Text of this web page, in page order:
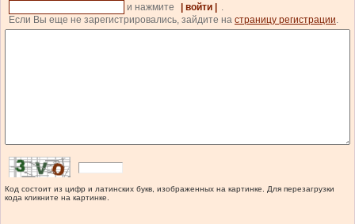
и нажмите
| войти |
.
Если Вы еще не зарегистрировались, зайдите на страницу регистрации.
Код состоит из цифр и латинских букв, изображенных на картинке. Для перезагрузки
кода кликните на картинке.